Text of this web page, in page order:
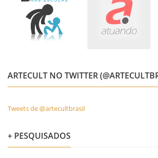
ARTECULT NO TWITTER
Tweets de @artecultbrasil
+ PESQUISADOS